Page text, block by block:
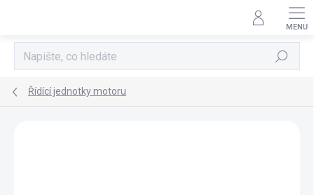
Hledat
Řídící jednotky motoru